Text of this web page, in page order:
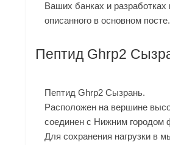
Ваших банках и разработках
описанного в основном посте.
Пептид Ghrp2
Пептид Ghrp2 Сызрань.
Расположен на вершине
соединен с Нижним городом
Для сохранения нагрузки в